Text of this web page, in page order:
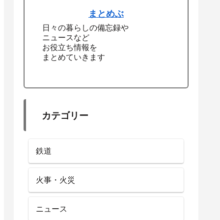
まとめぶ
日々の暮らしの備忘録や
ニュースなど
お役立ち情報を
まとめていきます
カテゴリー
鉄道
火事・火災
ニュース